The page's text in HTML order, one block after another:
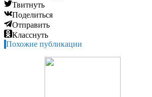
Твитнуть
Поделиться
Отправить
Класснуть
Похожие публикации